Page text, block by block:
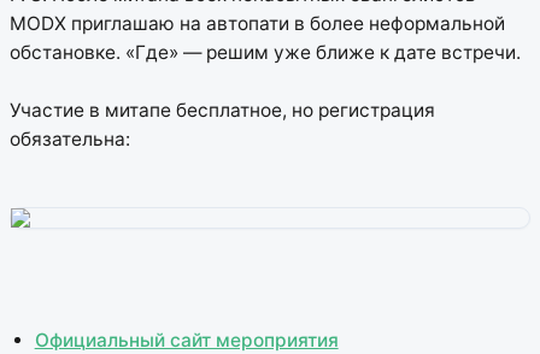
MODX приглашаю на автопати в более неформальной
обстановке. «Где» — решим уже ближе к дате встречи.
Участие в митапе бесплатное, но регистрация
обязательна:
Официальный сайт мероприятия